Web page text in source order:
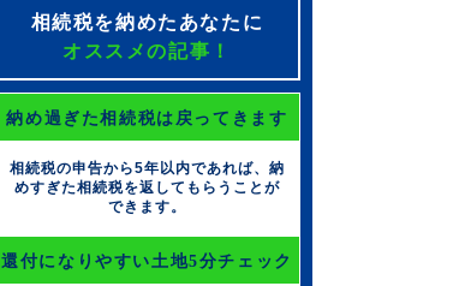
相続税を納めたあなたに
オススメの記事！
納め過ぎた相続税は戻ってきます
相続税の申告から5年以内であれば、納
めすぎた相続税を返してもらうことが
できます。
還付になりやすい土地5分チェック